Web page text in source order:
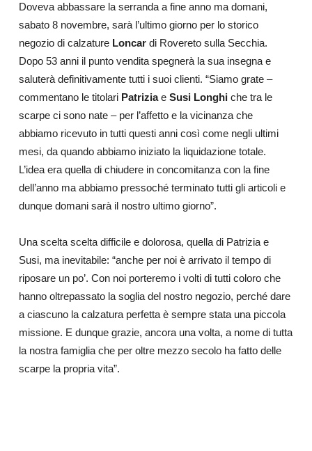
Doveva abbassare la serranda a fine anno ma domani,
sabato 8 novembre, sarà l’ultimo giorno per lo storico
negozio di calzature Loncardi Rovereto sulla Secchia.
Dopo 53 anni il punto vendita spegnerà la sua insegna e
saluterà definitivamente tutti i suoi clienti. “Siamo grate –
commentano le titolari Patriziae Susi Longhiche tra le
scarpe ci sono nate– per l’affetto e la vicinanza che
abbiamo ricevuto in tutti questi anni così come negli ultimi
mesi, da quando abbiamo iniziato la liquidazione totale.
L’idea era quella di chiudere in concomitanza con la fine
dell’anno ma abbiamo pressoché terminato tutti gli articoli e
dunque domani sarà il nostro ultimo giorno”.
Una scelta scelta difficile e dolorosa, quella di Patrizia e
Susi, ma inevitabile: “anche per noi è arrivato il tempo di
riposare un po’. Con noi porteremo i volti di tutti coloro che
hanno oltrepassato la soglia del nostro negozio, perché dare
a ciascuno la calzatura perfetta è sempre stata una piccola
missione. E dunque grazie, ancora una volta, a nome di tutta
la nostra famiglia che per oltre mezzo secolo ha fatto delle
scarpe la propria vita”.